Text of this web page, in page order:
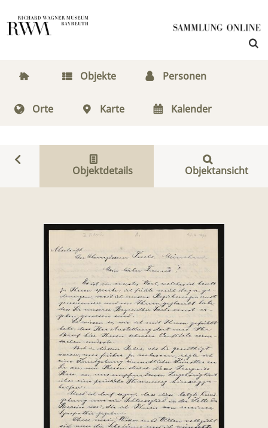
Objekte Personen
Orte Karte Kalender
Objektdetails Objektansicht